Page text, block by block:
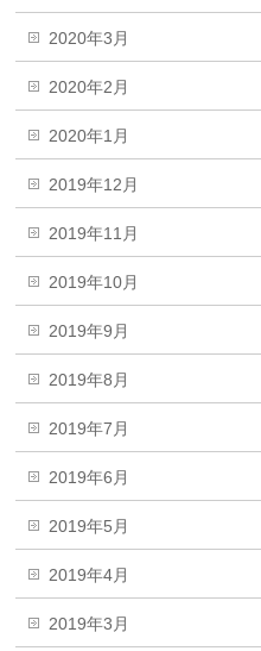
2020年3月
2020年2月
2020年1月
2019年12月
2019年11月
2019年10月
2019年9月
2019年8月
2019年7月
2019年6月
2019年5月
2019年4月
2019年3月